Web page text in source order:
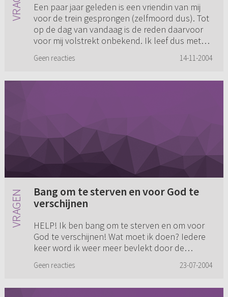
Een paar jaar geleden is een vriendin van mij
voor de trein gesprongen (zelfmoord dus). Tot
op de dag van vandaag is de reden daarvoor
voor mij volstrekt onbekend. Ik leef dus met
Geen reacties 14-11-2004
Bang om te sterven en voor God te
verschijnen
HELP! Ik ben bang om te sterven en om voor
God te verschijnen! Wat moet ik doen? Iedere
keer word ik weer meer bevlekt door de
leven te beërven? Ik kan toch niet...
Geen reacties 23-07-2004